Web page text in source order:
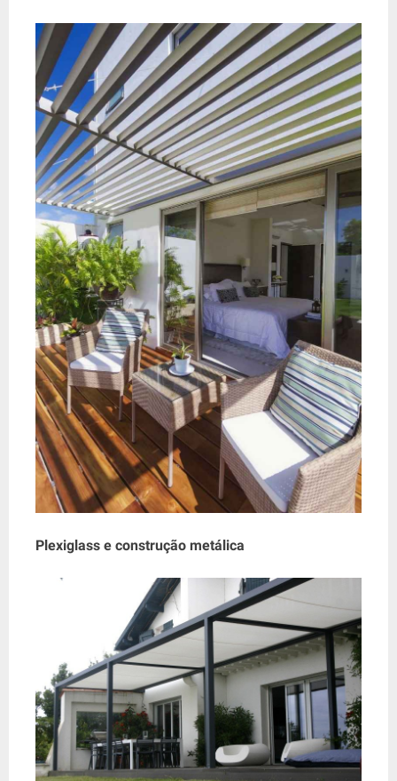
Plexiglass e construção metálica